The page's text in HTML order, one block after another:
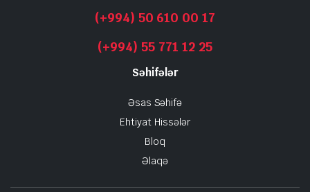
(+994) 50 610 00 17
(+994) 55 771 12 25
Səhifələr
Əsas Səhifə
Ehtiyat Hissələr
Bloq
Əlaqə